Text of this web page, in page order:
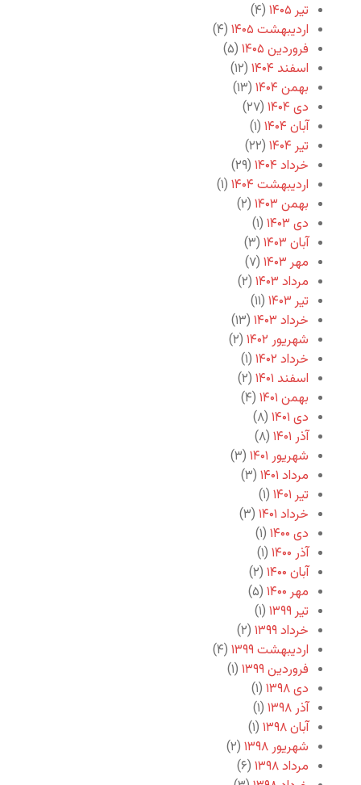
تیر ۱۴۰۵
(۴)
اردیبهشت ۱۴۰۵
(۴)
فروردین ۱۴۰۵
(۵)
اسفند ۱۴۰۴
(۱۲)
بهمن ۱۴۰۴
(۱۳)
دی ۱۴۰۴
(۲۷)
آبان ۱۴۰۴
(۱)
تیر ۱۴۰۴
(۲۲)
خرداد ۱۴۰۴
(۲۹)
اردیبهشت ۱۴۰۴
(۱)
بهمن ۱۴۰۳
(۲)
دی ۱۴۰۳
(۱)
آبان ۱۴۰۳
(۳)
مهر ۱۴۰۳
(۷)
مرداد ۱۴۰۳
(۲)
تیر ۱۴۰۳
(۱۱)
خرداد ۱۴۰۳
(۱۳)
شهریور ۱۴۰۲
(۲)
خرداد ۱۴۰۲
(۱)
اسفند ۱۴۰۱
(۲)
بهمن ۱۴۰۱
(۴)
دی ۱۴۰۱
(۸)
آذر ۱۴۰۱
(۸)
شهریور ۱۴۰۱
(۳)
مرداد ۱۴۰۱
(۳)
تیر ۱۴۰۱
(۱)
خرداد ۱۴۰۱
(۳)
دی ۱۴۰۰
(۱)
آذر ۱۴۰۰
(۱)
آبان ۱۴۰۰
(۲)
مهر ۱۴۰۰
(۵)
تیر ۱۳۹۹
(۱)
خرداد ۱۳۹۹
(۲)
اردیبهشت ۱۳۹۹
(۴)
فروردین ۱۳۹۹
(۱)
دی ۱۳۹۸
(۱)
آذر ۱۳۹۸
(۱)
آبان ۱۳۹۸
(۱)
شهریور ۱۳۹۸
(۲)
مرداد ۱۳۹۸
(۶)